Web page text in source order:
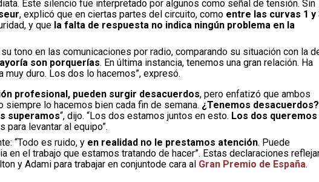
Este silencio fue interpretado por algunos como señal de tensión. Sin
, explicó que en ciertas partes del circuito, como entre las curvas 1 y
y que la falta de respuesta no indica ningún problema en la
tono en las comunicaciones por radio, comparando su situación con la
son porquerías. En última instancia, tenemos una gran relación. Ha
muy duro. Los dos lo hacemos”, expresó.
profesional, pueden surgir desacuerdos, pero enfatizó que ambos
lo hacemos bien cada fin de semana. ¿Tenemos desacuerdos?
superamos“, dijo. “Los dos estamos juntos en esto. Los dos queremos
para levantar al equipo”.
“Todo es ruido, y en realidad no le prestamos atención. Puede
en el trabajo que estamos tratando de hacer”. Estas declaraciones
y Adami para trabajar en conjuntode cara al Gran Premio de España.